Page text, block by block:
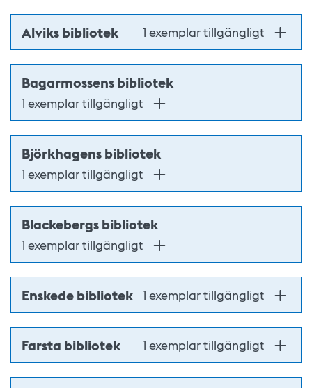
Alviks bibliotek 1 exemplar tillgängligt
Bagarmossens bibliotek
1 exemplar tillgängligt
Björkhagens bibliotek
1 exemplar tillgängligt
Blackebergs bibliotek
1 exemplar tillgängligt
Enskede bibliotek 1 exemplar tillgängligt
Farsta bibliotek 1 exemplar tillgängligt